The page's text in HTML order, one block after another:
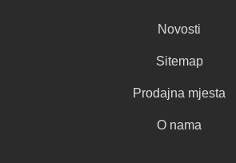
Novosti
Sitemap
Prodajna mjesta
O nama